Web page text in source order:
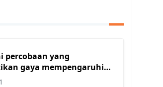
percobaan yang
gaya mempengaruhi
menjadi bergerak